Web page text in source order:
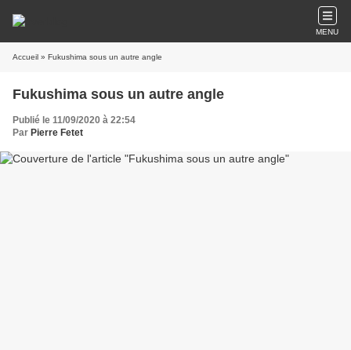
MENU
Accueil » Fukushima sous un autre angle
Fukushima sous un autre angle
Publié le 11/09/2020 à 22:54
Par Pierre Fetet